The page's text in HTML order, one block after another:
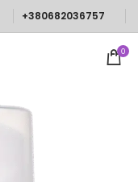
+380682036757
0